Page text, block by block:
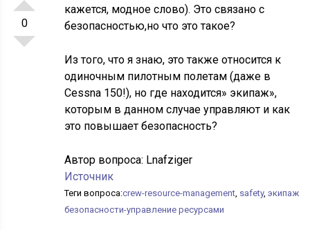
0
кажется, модное слово). Это связано с
безопасностью,но что это такое?
Из того, что я знаю, это также относится к
одиночным пилотным полетам (даже в
Cessna 150!), но где находится» экипаж»,
которым в данном случае управляют и как
это повышает безопасность?
Автор вопроса: Lnafziger
Источник
Теги вопроса:crew-resource-management, safety,экипаж
безопасности-управление ресурсами